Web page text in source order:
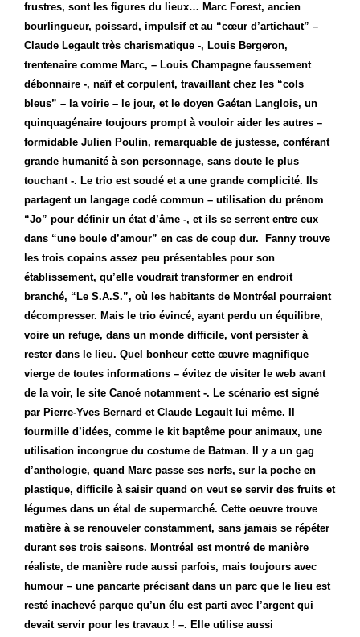
frustres, sont les figures du lieux… Marc Forest, ancien
bourlingueur, poissard, impulsif et au “cœur d’artichaut” –
Claude Legault très charismatique -, Louis Bergeron,
trentenaire comme Marc, – Louis Champagne faussement
débonnaire -, naïf et corpulent, travaillant chez les “cols
bleus” – la voirie – le jour, et le doyen Gaétan Langlois, un
quinquagénaire toujours prompt à vouloir aider les autres –
formidable Julien Poulin, remarquable de justesse, conférant
grande humanité à son personnage, sans doute le plus
touchant -. Le trio est soudé et a une grande complicité. Ils
partagent un langage codé commun – utilisation du prénom
“Jo” pour définir un état d’âme -, et ils se serrent entre eux
dans “une boule d’amour” en cas de coup dur. Fanny trouve
les trois copains assez peu présentables pour son
établissement, qu’elle voudrait transformer en endroit
branché, “Le S.A.S.”, où les habitants de Montréal pourraient
décompresser. Mais le trio évincé, ayant perdu un équilibre,
voire un refuge, dans un monde difficile, vont persister à
rester dans le lieu. Quel bonheur cette œuvre magnifique
vierge de toutes informations – évitez de visiter le web avant
de la voir, le site Canoé notamment -. Le scénario est signé
par Pierre-Yves Bernard et Claude Legault lui même. Il
fourmille d’idées, comme le kit baptême pour animaux, une
utilisation incongrue du costume de Batman. Il y a un gag
d’anthologie, quand Marc passe ses nerfs, sur la poche en
plastique, difficile à saisir quand on veut se servir des fruits et
légumes dans un étal de supermarché. Cette oeuvre trouve
matière à se renouveler constamment, sans jamais se répéter
durant ses trois saisons. Montréal est montré de manière
réaliste, de manière rude aussi parfois, mais toujours avec
humour – une pancarte précisant dans un parc que le lieu est
resté inachevé parque qu’un élu est parti avec l’argent qui
devait servir pour les travaux ! –. Elle utilise aussi